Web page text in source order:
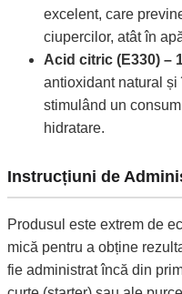
excelent, care
ciupercilor, atât în
Acid citric (E330) –
antioxidant natural și
stimulând un
hidratare.
Instrucțiuni de
Produsul este extrem de
mică pentru a obține
fie administrat încă din